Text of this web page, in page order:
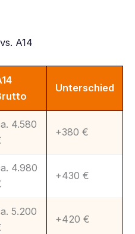
A14
Unterschied
4.580
+380 €
4.980
+430 €
5.200
+420 €